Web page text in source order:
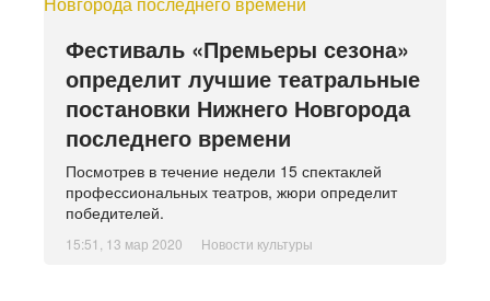
Фестиваль «Премьеры сезона»
определит лучшие театральные
постановки Нижнего Новгорода
последнего времени
Посмотрев в течение недели 15 спектаклей
профессиональных театров, жюри определит
победителей.
15:51, 13 мар 2020 Новости культуры